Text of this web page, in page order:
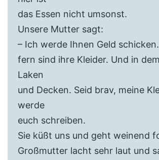
das Essen nicht umsonst.
Unsere Mutter sagt:
– Ich werde Ihnen Geld
fern sind ihre Kleider. Und in
Laken
und Decken. Seid brav, meine
werde
euch schreiben.
Sie küßt uns und geht weinend
Großmutter lacht sehr laut und